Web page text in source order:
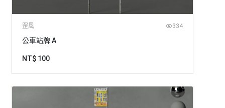
罡風 334
公車站牌 A
NT$ 100